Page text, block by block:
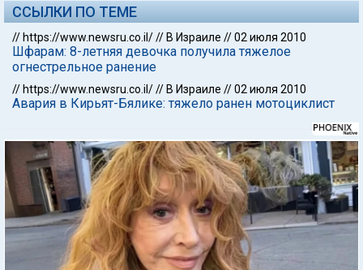
ССЫЛКИ ПО ТЕМЕ
// https://www.newsru.co.il/// В Израиле //02 июля 2010
Шфарам: 8-летняя девочка получила тяжелое
огнестрельное ранение
// https://www.newsru.co.il/// В Израиле //02 июля 2010
Авария в Кирьят-Бялике: тяжело ранен мотоциклист